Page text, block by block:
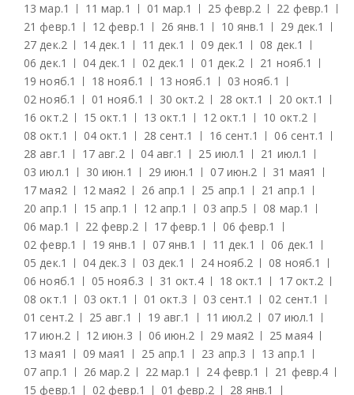
13 мар.1 11 мар.1 01 мар.1 25 февр.2 22 февр.1
21 февр.1 12 февр.1 26 янв.1 10 янв.1 29 дек.1
27 дек.2 14 дек.1 11 дек.1 09 дек.1 08 дек.1
06 дек.1 04 дек.1 02 дек.1 01 дек.2 21 нояб.1
19 нояб.1 18 нояб.1 13 нояб.1 03 нояб.1
02 нояб.1 01 нояб.1 30 окт.2 28 окт.1 20 окт.1
16 окт.2 15 окт.1 13 окт.1 12 окт.1 10 окт.2
08 окт.1 04 окт.1 28 сент.1 16 сент.1 06 сент.1
28 авг.1 17 авг.2 04 авг.1 25 июл.1 21 июл.1
03 июл.1 30 июн.1 29 июн.1 07 июн.2 31 мая1
17 мая2 12 мая2 26 апр.1 25 апр.1 21 апр.1
20 апр.1 15 апр.1 12 апр.1 03 апр.5 08 мар.1
06 мар.1 22 февр.2 17 февр.1 06 февр.1
02 февр.1 19 янв.1 07 янв.1 11 дек.1 06 дек.1
05 дек.1 04 дек.3 03 дек.1 24 нояб.2 08 нояб.1
06 нояб.1 05 нояб.3 31 окт.4 18 окт.1 17 окт.2
08 окт.1 03 окт.1 01 окт.3 03 сент.1 02 сент.1
01 сент.2 25 авг.1 19 авг.1 11 июл.2 07 июл.1
17 июн.2 12 июн.3 06 июн.2 29 мая2 25 мая4
13 мая1 09 мая1 25 апр.1 23 апр.3 13 апр.1
07 апр.1 26 мар.2 22 мар.1 24 февр.1 21 февр.4
15 февр.1 02 февр.1 01 февр.2 28 янв.1